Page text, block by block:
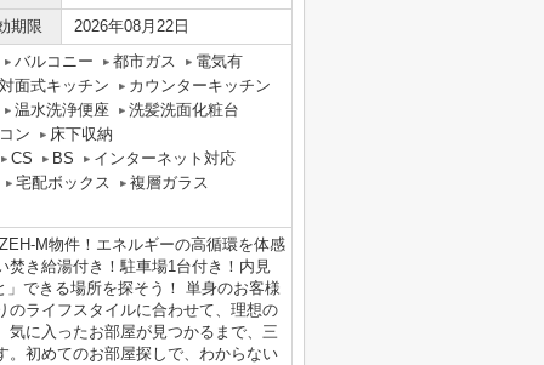
期限
2026年08月22日
バルコニー
都市ガス
電気有
対面式キッチン
カウンターキッチン
温水洗浄便座
洗髪洗面化粧台
ン
床下収納
CS
BS
インターネット対応
宅配ボックス
複層ガラス
M物件！エネルギーの高循環を体感
焚き給湯付き！駐車場1台付き！内見
できる場所を探そう！ 単身のお客様
のライフスタイルに合わせて、理想の
に入ったお部屋が見つかるまで、三
。初めてのお部屋探しで、わからない